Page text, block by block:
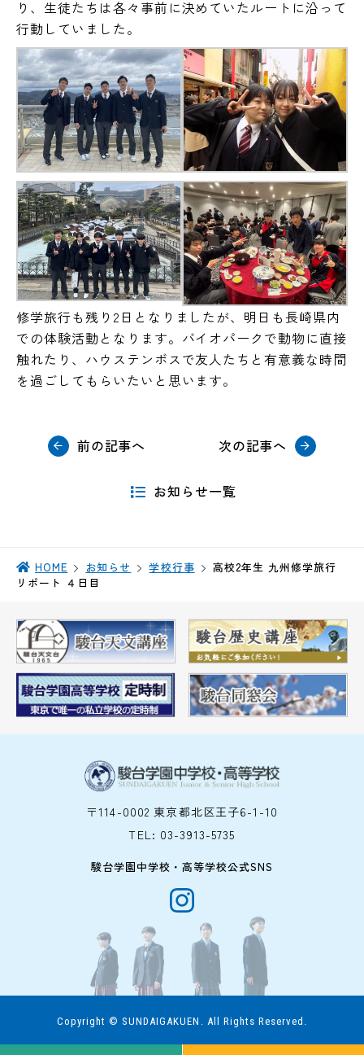
り、生徒たちは各々事前に決めていたルートに沿って
行動していました。
修学旅行も残り2日となりましたが、明日も長崎県内
での体験活動となります。バイオパークで動物に直接
触れたり、ハウステンボスで友人たちと有意義な時間
を過ごしてもらいたいと思います。
前の記事へ
お知らせ一覧
次の記事へ
HOME お知らせ 学校行事
高校2年生 九州修学旅行
リポート ４日目
〒114-0002 東京都北区王子6-1-10
TEL: 03-3913-5735
駿台学園中学校・高等学校公式SNS
Copyright © SUNDAIGAKUEN. All Rights Reserved.